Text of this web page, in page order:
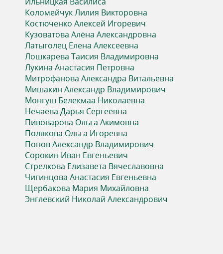
ь
Коломейчук Лилия Викторовна
Костюченко Алексей Игоревич
Кузоватова Алёна Александровна
Латыголец Елена Алексеевна
Лошкарева Таисия Владимировна
Лукина Анастасия Петровна
Митрофанова Александра Витальевна
Мишакин Александр Владимирович
Монгуш Белекмаа Николаевна
Нечаева Дарья Сергеевна
Пивоварова Ольга Акимовна
Полякова Ольга Игоревна
Попов Александр Владимирович
Сорокин Иван Евгеньевич
Стрелкова Елизавета Вячеславовна
Чигинцова Анастасия Евгеньевна
Щербакова Мария Михайловна
Энглевский Николай Александрович